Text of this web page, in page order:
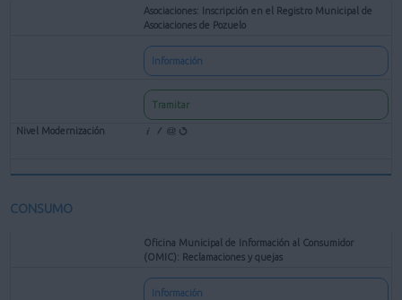
Asociaciones: Inscripción en el Registro Municipal de
Asociaciones de Pozuelo
Información
Tramitar
CONSUMO
Oficina Municipal de Información al Consumidor
(OMIC): Reclamaciones y quejas
Información